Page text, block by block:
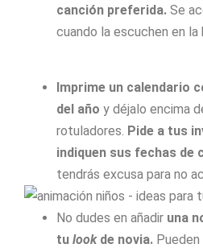
canción preferida. Se
cuando la escuchen en la
Imprime un calendario
del año y déjalo encima
rotuladores. Pide a tus
indiquen sus fechas de
tendrás excusa para no
No dudes en añadir una
tu lookde novia.